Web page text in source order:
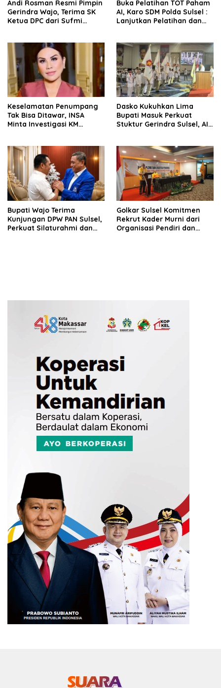
Andi Rosman Resmi Pimpin
Gerindra Wajo, Terima SK
Ketua DPC dari Sufmi
Buka Pelatihan TOT Paham
AI, Karo SDM Polda Sulsel :
Lanjutkan Pelatihan dan
Keselamatan Penumpang
Tak Bisa Ditawar, INSA
Minta Investigasi KM
Dasko Kukuhkan Lima
Bupati Masuk Perkuat
Stuktur Gerindra Sulsel, AIA
Bupati Wajo Terima
Kunjungan DPW PAN Sulsel,
Perkuat Silaturahmi dan
Golkar Sulsel Komitmen
Rekrut Kader Murni dari
Organisasi Pendiri dan